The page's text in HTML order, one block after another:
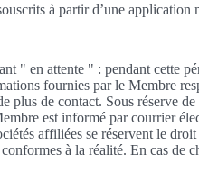
à partir d’une
" en attente " : pendant cette
fournies par le Membre
de contact. Sous réserve
est informé par courrier
affiliées se réservent le
à la réalité. En cas de